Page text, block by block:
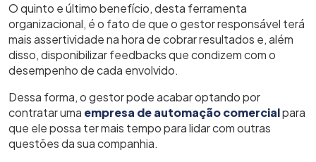
O quinto e último benefício, desta ferramenta
organizacional, é o fato de que o gestor responsável terá
mais assertividade na hora de cobrar resultados e, além
disso, disponibilizar feedbacks que condizem com o
desempenho de cada envolvido.
Dessa forma, o gestor pode acabar optando por
contratar uma empresa de automação comercialpara
que ele possa ter mais tempo para lidar com outras
questões da sua companhia.